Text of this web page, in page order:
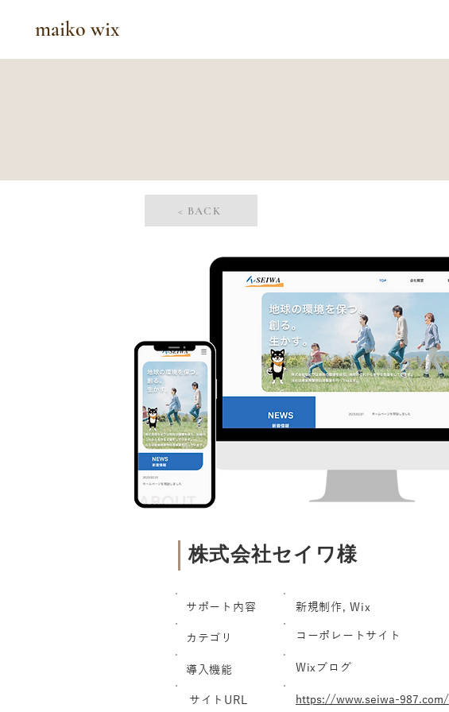
maiko wix
< BACK
株式会社セイワ様
サポート内容 新規制作, Wix
カテゴリ
導入機能
サイトURL
コーポレートサイト
Wixブログ
https://www.seiwa-987.com/